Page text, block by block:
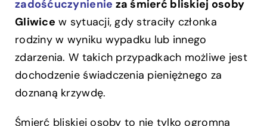
zadośćuczynienie za śmierć bliskiej osoby
Gliwice w sytuacji, gdy straciły członka
rodziny w wyniku wypadku lub innego
zdarzenia. W takich przypadkach możliwe jest
dochodzenie świadczenia pieniężnego za
doznaną krzywdę.
Śmierć bliskiej osoby to nie tylko ogromna